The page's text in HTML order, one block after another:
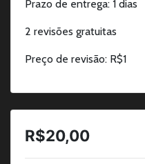
Prazo de entrega: 1 dias
2 revisões gratuitas
Preço de revisão: R$1
R$20,00